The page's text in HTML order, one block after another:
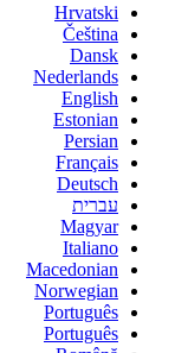
Hrvatski
Čeština
Dansk
Nederlands
English
Estonian
Persian
Français
Deutsch
עברית
Magyar
Italiano
Macedonian
Norwegian
Português
Português